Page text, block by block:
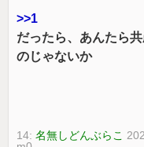
>>1
だったら、あんたら
のじゃないか
14:名無しどんぶらこ